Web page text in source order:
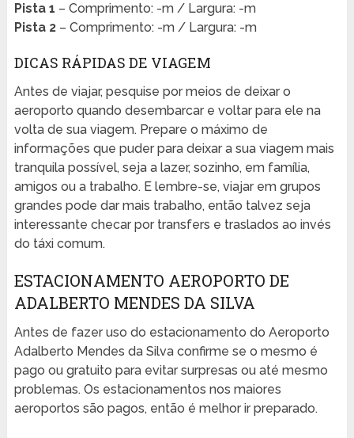
Pista 1 – Comprimento: -m / Largura: -m
Pista 2– Comprimento: -m / Largura: -m
DICAS RÁPIDAS DE VIAGEM
Antes de viajar, pesquise por meios de deixar o
aeroporto quando desembarcar e voltar para ele na
volta de sua viagem. Prepare o máximo de
informações que puder para deixar a sua viagem mais
tranquila possível, seja a lazer, sozinho, em família,
amigos ou a trabalho. E lembre-se, viajar em grupos
grandes pode dar mais trabalho, então talvez seja
interessante checar por transfers e traslados ao invés
do táxi comum.
ESTACIONAMENTO AEROPORTO DE
ADALBERTO MENDES DA SILVA
Antes de fazer uso do estacionamento do Aeroporto
Adalberto Mendes da Silva confirme se o mesmo é
pago ou gratuito para evitar surpresas ou até mesmo
problemas. Os estacionamentos nos maiores
aeroportos são pagos, então é melhor ir preparado.